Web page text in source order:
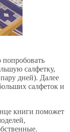
салфетку,
дней). Далее
салфеток и
книги поможет